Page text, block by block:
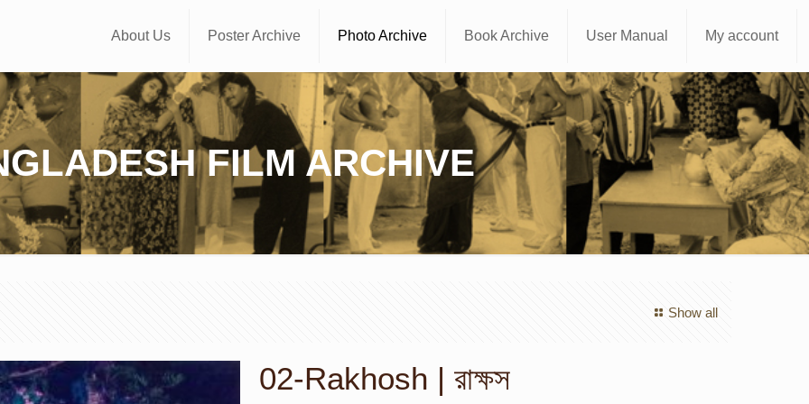
About Us Poster Archive Photo Archive Book Archive User Manual My account
FILM ARCHIVE
Show all
02-Rakhosh | রাক্ষস